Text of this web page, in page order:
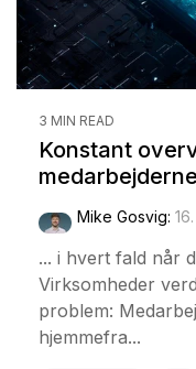
3 MIN READ
Konstant
Mike Gosvig:
... i hvert fald når
Virksomheder
problem:
hjemmefra...